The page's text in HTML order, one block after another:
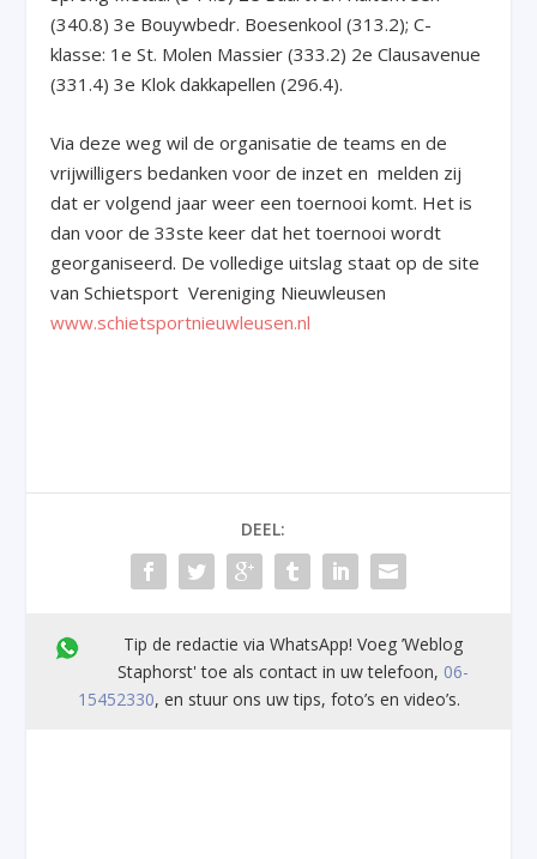
(340.8) 3e Bouywbedr. Boesenkool (313.2); C-
klasse: 1e St. Molen Massier (333.2) 2e Clausavenue
(331.4) 3e Klok dakkapellen (296.4).
Via deze weg wil de organisatie de teams en de
vrijwilligers bedanken voor de inzet en melden zij
dat er volgend jaar weer een toernooi komt. Het is
dan voor de 33ste keer dat het toernooi wordt
georganiseerd. De volledige uitslag staat op de site
van Schietsport Vereniging Nieuwleusen
www.schietsportnieuwleusen.nl
DEEL:
Tip de redactie via WhatsApp! Voeg ’Weblog
Staphorst' toe als contact in uw telefoon, 06-
15452330, en stuur ons uw tips, foto’s en video’s.